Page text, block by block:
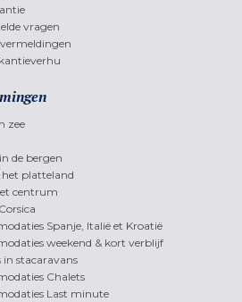
vragen
zee
de bergen
platteland
centrum
Spanje, Italië et Kroatië
weekend & kort verblijf
stacaravans
Chalets
Last minute